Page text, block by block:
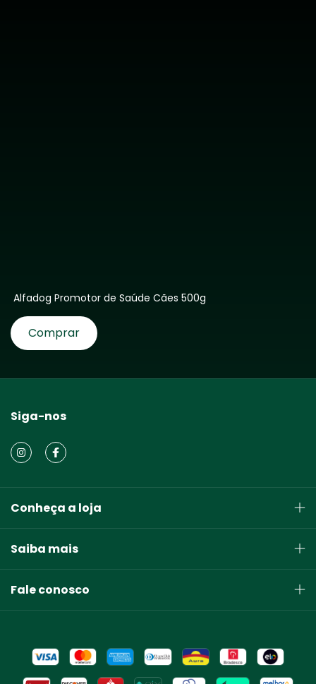
Alfadog Promotor de Saúde Cães 500g
Comprar
Siga-nos
Conheça a loja
Saiba mais
Fale conosco